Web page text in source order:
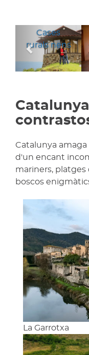
Cases
rurals nens
Anterior
Catalunya
d'un encant
mariners, platges
boscos
La Garrotxa